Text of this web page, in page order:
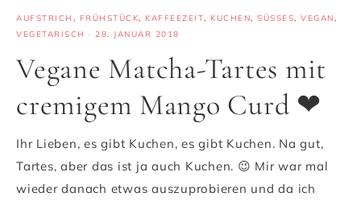
AUFSTRICH , FRÜHSTÜCK, KAFFEEZEIT, KUCHEN, SÜSSES , VEGAN,
VEGETARISCH · 28. JANUAR 2018
Vegane Matcha-Tartes mit
cremigem Mango Curd ❤
Ihr Lieben, es gibt Kuchen, es gibt Kuchen. Na gut,
Tartes, aber das ist ja auch Kuchen. 😉 Mir war mal
wieder danach etwas auszuprobieren und da ich